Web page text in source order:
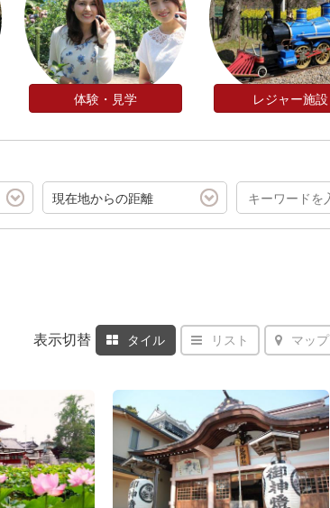
体験・見学 レジャー施設
現在地からの距離
表示切替 タイル リスト マップ